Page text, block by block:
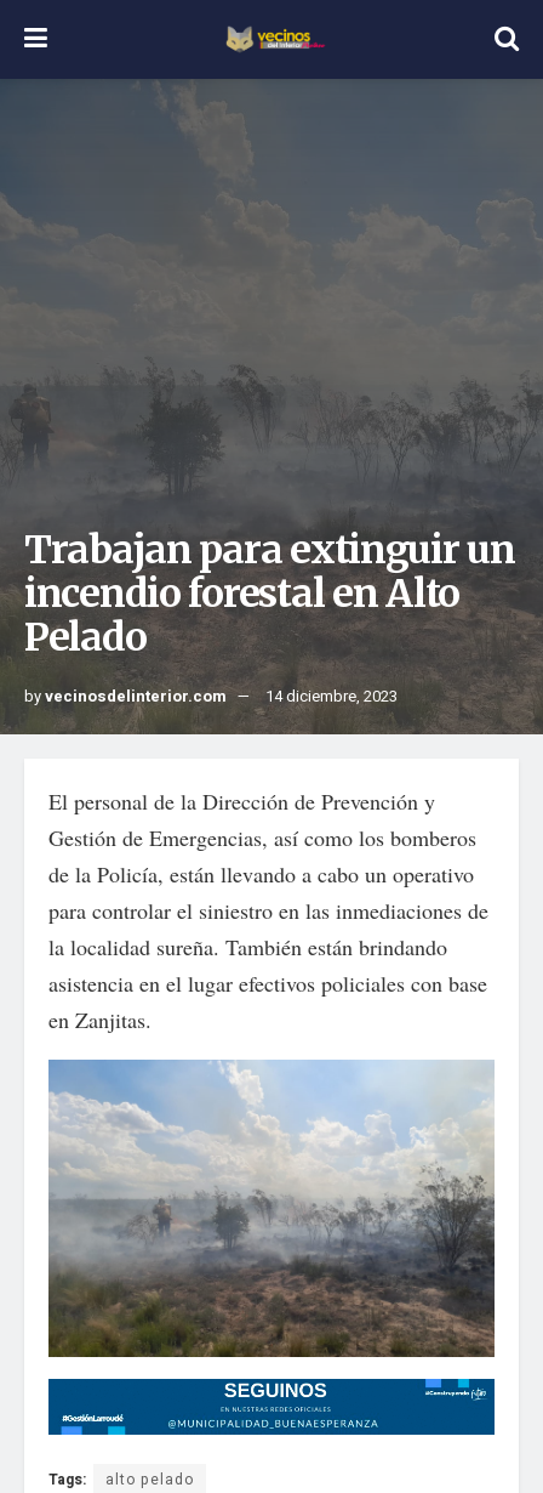
Trabajan para extinguir un
incendio forestal en Alto
Pelado
byvecinosdelinterior.com 14 diciembre, 2023
El personal de la Dirección de Prevención y
Gestión de Emergencias, así como los bomberos
de la Policía, están llevando a cabo un operativo
para controlar el siniestro en las inmediaciones de
la localidad sureña. También están brindando
asistencia en el lugar efectivos policiales con base
en Zanjitas.
Tags: alto pelado